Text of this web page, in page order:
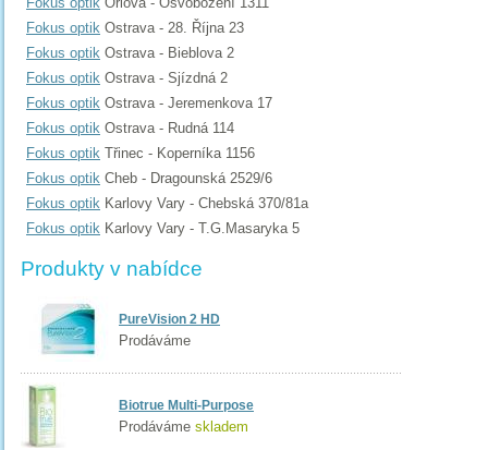
Fokus optik Ostrava - 28. Října 23
Fokus optik Ostrava - Bieblova 2
Fokus optik Ostrava - Sjízdná 2
Fokus optik Ostrava - Jeremenkova 17
Fokus optik Ostrava - Rudná 114
Fokus optik Třinec - Koperníka 1156
Fokus optik Cheb - Dragounská 2529/6
Fokus optik Karlovy Vary - Chebská 370/81a
Fokus optik Karlovy Vary - T.G.Masaryka 5
Produkty v nabídce
PureVision 2 HD
Prodáváme
Biotrue Multi-Purpose
Prodáváme skladem